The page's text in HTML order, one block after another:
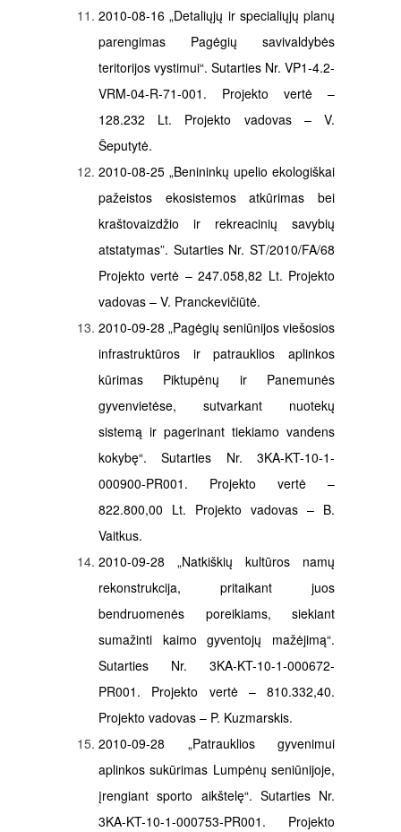
2010-08-16 „Detaliųjų ir specialiųjų planų
parengimas Pagėgių savivaldybės
teritorijos vystimui“. Sutarties Nr. VP1-4.2-
VRM-04-R-71-001. Projekto vertė –
128.232 Lt. Projekto vadovas – V.
Šeputytė.
2010-08-25 „Benininkų upelio ekologiškai
pažeistos ekosistemos atkūrimas bei
kraštovaizdžio ir rekreacinių savybių
atstatymas”. Sutarties Nr. ST/2010/FA/68
Projekto vertė – 247.058,82 Lt. Projekto
vadovas – V. Pranckevičiūtė.
2010-09-28 „Pagėgių seniūnijos viešosios
infrastruktūros ir patrauklios aplinkos
kūrimas Piktupėnų ir Panemunės
gyvenvietėse, sutvarkant nuotekų
sistemą ir pagerinant tiekiamo vandens
kokybę“. Sutarties Nr. 3KA-KT-10-1-
000900-PR001. Projekto vertė –
822.800,00 Lt. Projekto vadovas – B.
Vaitkus.
2010-09-28 „Natkiškių kultūros namų
rekonstrukcija, pritaikant juos
bendruomenės poreikiams, siekiant
sumažinti kaimo gyventojų mažėjimą“.
Sutarties Nr. 3KA-KT-10-1-000672-
PR001. Projekto vertė – 810.332,40.
Projekto vadovas – P. Kuzmarskis.
2010-09-28 „Patrauklios gyvenimui
aplinkos sukūrimas Lumpėnų seniūnijoje,
įrengiant sporto aikštelę“. Sutarties Nr.
3KA-KT-10-1-000753-PR001. Projekto